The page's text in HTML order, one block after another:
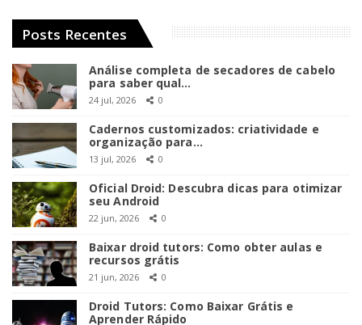
Posts Recentes
Análise completa de secadores de cabelo
para saber qual…
24 jul, 2026 0
Cadernos customizados: criatividade e
organização para…
13 jul, 2026 0
Oficial Droid: Descubra dicas para otimizar
seu Android
22 jun, 2026 0
Baixar droid tutors: Como obter aulas e
recursos grátis
21 jun, 2026 0
Droid Tutors: Como Baixar Grátis e
Aprender Rápido